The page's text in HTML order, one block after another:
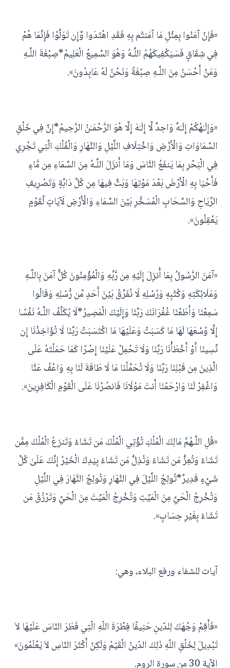
«فَإِنْ آمَنُوا بِمِثْلِ مَا آمَنتُم بِهِ فَقَدِ اهْتَدَوا وَّإِن تَوَلَّوْا فَإِنَّمَا هُمْ
فِي شِقَاقٍ فَسَيَكْفِيكَهُمُ اللَّـهُ وَهُوَ السَّمِيعُ الْعَلِيمُ*صِبْغَةَ اللَّـهِ
وَمَنْ أَحْسَنُ مِنَ اللَّـهِ صِبْغَةً وَنَحْنُ لَهُ عَابِدُونَ».
«وَإِلَـٰهُكُمْ إِلَـٰهٌ وَاحِدٌ لَّا إِلَـٰهَ إِلَّا هُوَ الرَّحْمَـٰنُ الرَّحِيمُ*إِنَّ فِي خَلْقِ
السَّمَاوَاتِ وَالْأَرْضِ وَاخْتِلَافِ اللَّيْلِ وَالنَّهَارِ وَالْفُلْكِ الَّتِي تَجْرِي
فِي الْبَحْرِ بِمَا يَنفَعُ النَّاسَ وَمَا أَنزَلَ اللَّـهُ مِنَ السَّمَاءِ مِن مَّاءٍ
فَأَحْيَا بِهِ الْأَرْضَ بَعْدَ مَوْتِهَا وَبَثَّ فِيهَا مِن كُلِّ دَابَّةٍ وَتَصْرِيفِ
الرِّيَاحِ وَالسَّحَابِ الْمُسَخَّرِ بَيْنَ السَّمَاءِ وَالْأَرْضِ لَآيَاتٍ لِّقَوْمٍ
يَعْقِلُونَ».
«آمَنَ الرَّسُولُ بِمَا أُنزِلَ إِلَيْهِ مِن رَّبِّهِ وَالْمُؤْمِنُونَ كُلٌّ آمَنَ بِاللَّـهِ
وَمَلَائِكَتِهِ وَكُتُبِهِ وَرُسُلِهِ لَا نُفَرِّقُ بَيْنَ أَحَدٍ مِّن رُّسُلِهِ وَقَالُوا
سَمِعْنَا وَأَطَعْنَا غُفْرَانَكَ رَبَّنَا وَإِلَيْكَ الْمَصِيرُ*لَا يُكَلِّفُ اللَّـهُ نَفْسًا
إِلَّا وُسْعَهَا لَهَا مَا كَسَبَتْ وَعَلَيْهَا مَا اكْتَسَبَتْ رَبَّنَا لَا تُؤَاخِذْنَا إِن
نَّسِينَا أَوْ أَخْطَأْنَا رَبَّنَا وَلَا تَحْمِلْ عَلَيْنَا إِصْرًا كَمَا حَمَلْتَهُ عَلَى
الَّذِينَ مِن قَبْلِنَا رَبَّنَا وَلَا تُحَمِّلْنَا مَا لَا طَاقَةَ لَنَا بِهِ وَاعْفُ عَنَّا
وَاغْفِرْ لَنَا وَارْحَمْنَا أَنتَ مَوْلَانَا فَانصُرْنَا عَلَى الْقَوْمِ الْكَافِرِينَ».
«قُلِ اللَّـهُمَّ مَالِكَ الْمُلْكِ تُؤْتِي الْمُلْكَ مَن تَشَاءُ وَتَنزِعُ الْمُلْكَ مِمَّن
تَشَاءُ وَتُعِزُّ مَن تَشَاءُ وَتُذِلُّ مَن تَشَاءُ بِيَدِكَ الْخَيْرُ إِنَّكَ عَلَىٰ كُلِّ
شَيْءٍ قَدِيرٌ*تُولِجُ اللَّيْلَ فِي النَّهَارِ وَتُولِجُ النَّهَارَ فِي اللَّيْلِ
وَتُخْرِجُ الْحَيَّ مِنَ الْمَيِّتِ وَتُخْرِجُ الْمَيِّتَ مِنَ الْحَيِّ وَتَرْزُقُ مَن
تَشَاءُ بِغَيْرِ حِسَابٍ».
آيات للشفاء ورفع البلاء، وهي:
«فَأَقِمْ وَجْهَكَ لِلدّينِ حَنِيفًا فِطْرَةَ اللّهِ الّتِي فَطَرَ النّاسَ عَلَيْهَا لاَ
تَبْدِيلَ لِخَلْقِ اللّهِ ذَلِكَ الدّينُ الْقَيّمُ وَلَكِنّ أَكْثَرَ النّاسِ لاَ يَعْلَمُونَ»
الآية 30 من سورة الروم.